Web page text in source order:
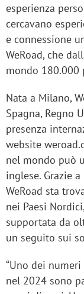
esperienza
cercavano
e connessione
WeRoad, che
mondo 180.000
Nata a Milano,
Spagna, Regno
presenza
website
nel mondo può
inglese. Grazie
WeRoad sta
nei Paesi
supportata da
un seguito sui
“Uno dei
nel 2024 sono